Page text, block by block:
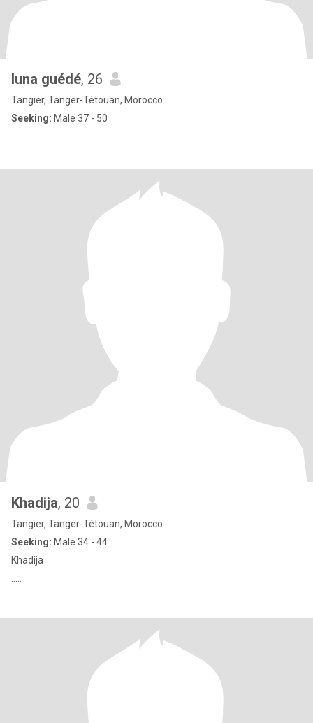
luna guédé, 26
Tangier, Tanger-Tétouan, Morocco
Seeking: Male 37 - 50
Khadija, 20
Tangier, Tanger-Tétouan, Morocco
Seeking: Male 34 - 44
Khadija